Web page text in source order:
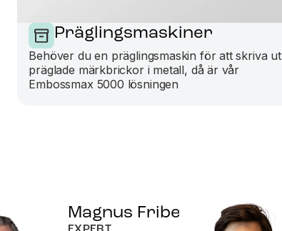
Präglingsmaskiner
Behöver du en präglingsmaskin för att skriva ut
präglade märkbrickor i metall, då är vår
Embossmax 5000 lösningen
Magnus Friberg